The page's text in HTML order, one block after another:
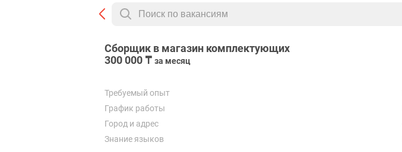
Сборщик в магазин комплектующих
300 000 ₸ за месяц
Требуемый опыт
График работы
Город и адрес
Знание языков